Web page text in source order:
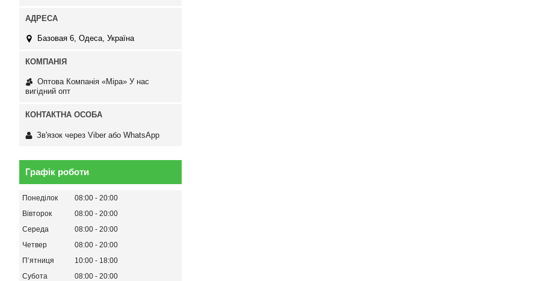
Базовая 6, Одеса, Україна
Оптова Компанія «Міра» У нас
вигідний опт
Зв'язок через Viber або WhatsApp
Графік роботи
Понеділок 08:00
20:00
Вівторок
08:00
20:00
Середа
08:00
20:00
Четвер
08:00
20:00
Пʼятниця
10:00
18:00
Субота
08:00
20:00